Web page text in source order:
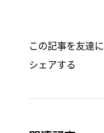
この記事を友達に
シェアする